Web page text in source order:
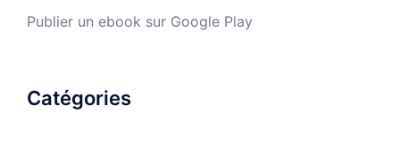
Publier un ebook sur Google Play
Catégories